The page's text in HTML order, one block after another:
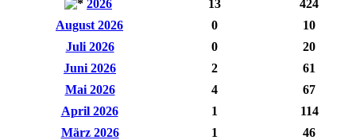
2026 13
424
August 2026
0
10
Juli 2026
0
20
Juni 2026
2
61
Mai 2026
4
67
April 2026
1
114
März 2026
1
46